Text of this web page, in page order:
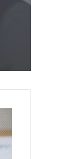
ع
و